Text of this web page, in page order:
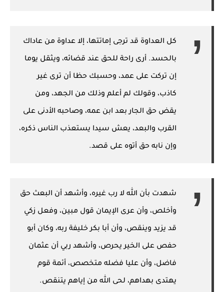
كل العداوة قد ترجى إماتتها، إلا عداوة من عاداك
بالحسد. أرى راحة للحق عند قضائه، ويثقل يوما
إن تركت على عمد، وحسبك حظا أن ترى غير
كاذب، وقولك لم أعلم وذلك من الجهد، ومن
يقض حق الجار بعد ابن عمه، وصاحبه الأدنى على
القرب والبعد، يعش سيدا يستعذب الناس ذكره،
وإن نابه حق أتوه على قصد.
شهدت بأن الله لا رب غيره، وأشهد أن البعث حق
وأخلص، وأن عرى الإيمان قول مبين، وفعل زكي
قد يزيد وينقص، وأن أبا بكر خليفة ربه، وكان أبو
حفص على الخير يحرص، وأشهد ربي أن عثمان
فاضل، وأن عليا فضله متخصص، أئمة قوم
يهتدى بهداهم، لحى الله من إياهم يتنقص.